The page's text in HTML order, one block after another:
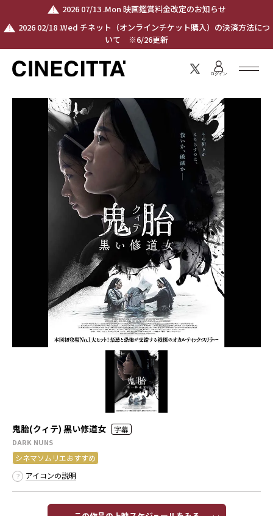
2026 07/13 .Mon 映画鑑賞料金改定のお知らせ
2026 02/18 .Wed チネット（オンラインチケット購入）の決済方法につ
いて ※6/26更新
ログイン
鬼胎(クィテ) 黒い修道女 字幕
DARK NUNS
シネマソムリエおすすめ
アイコンの説明